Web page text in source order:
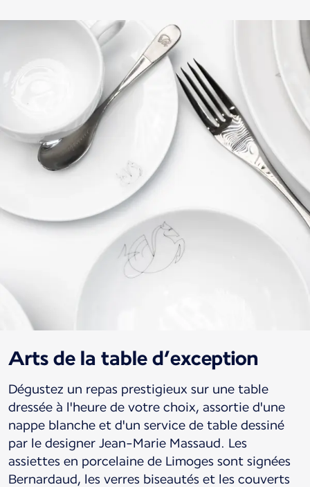
Arts de la table d’exception
Dégustez un repas prestigieux sur une table
dressée à l'heure de votre choix, assortie d'une
nappe blanche et d'un service de table dessiné
par le designer Jean-Marie Massaud. Les
assiettes en porcelaine de Limoges sont signées
Bernardaud, les verres biseautés et les couverts